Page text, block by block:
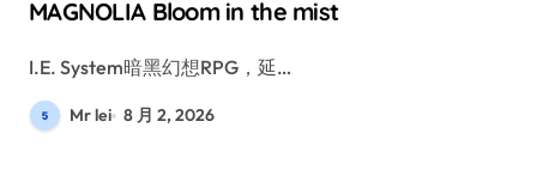
MAGNOLIA Bloom in the mist
I.E. System暗黑幻想RPG，延…
Mr lei 8 月 2, 2026